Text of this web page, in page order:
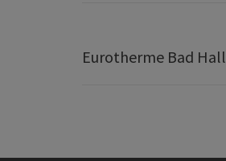
Eurotherme Bad Hall